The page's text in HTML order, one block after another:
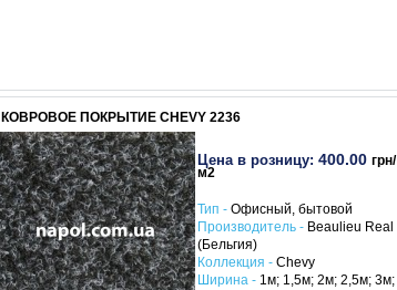
КОВРОВОЕ ПОКРЫТИЕ CHEVY 2236
Цена в розницу: 400.00 грн/
м2
Тип - Офисный, бытовой
Производитель - Beaulieu Real
(Бельгия)
Коллекция - Chevy
Ширина - 1м; 1,5м; 2м; 2,5м; 3м;